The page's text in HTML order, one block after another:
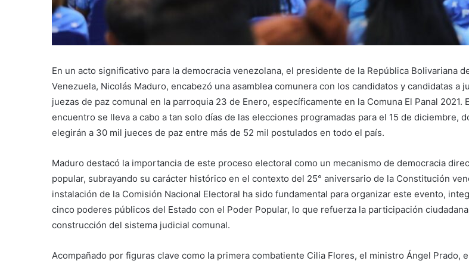
En un acto significativo para la democracia venezolana, el presidente de la República Bolivariana
Venezuela, Nicolás Maduro, encabezó una asamblea comunera con los candidatos y candidatas a
juezas de paz comunal en la parroquia 23 de Enero, específicamente en la Comuna El Panal 2021.
encuentro se lleva a cabo a tan solo días de las elecciones programadas para el 15 de diciembre,
elegirán a 30 mil jueces de paz entre más de 52 mil postulados en todo el país.
Maduro destacó la importancia de este proceso electoral como un mecanismo de democracia
popular, subrayando su carácter histórico en el contexto del 25° aniversario de la Constitución
instalación de la Comisión Nacional Electoral ha sido fundamental para organizar este evento,
cinco poderes públicos del Estado con el Poder Popular, lo que refuerza la participación
construcción del sistema judicial comunal.
Acompañado por figuras clave como la primera combatiente Cilia Flores, el ministro Ángel Prado,